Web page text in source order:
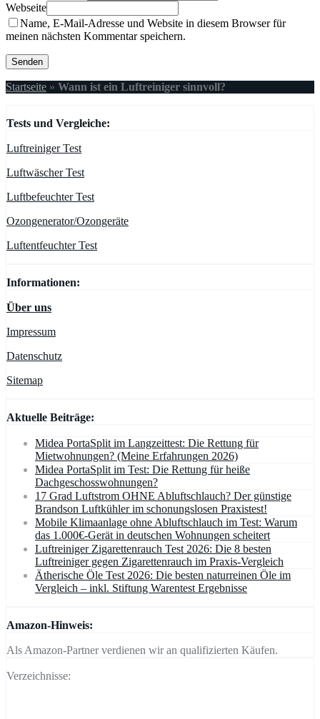
Webseite
Name, E-Mail-Adresse und Website in diesem Browser für
meinen nächsten Kommentar speichern.
Startseite » Wann ist ein Luftreiniger sinnvoll?
Tests und Vergleiche:
Luftreiniger Test
Luftwäscher Test
Luftbefeuchter Test
Ozongenerator/Ozongeräte
Luftentfeuchter Test
Informationen:
Über uns
Impressum
Datenschutz
Sitemap
Aktuelle Beiträge:
Midea PortaSplit im Langzeittest: Die Rettung für
Mietwohnungen? (Meine Erfahrungen 2026)
Midea PortaSplit im Test: Die Rettung für heiße
Dachgeschosswohnungen?
17 Grad Luftstrom OHNE Abluftschlauch? Der günstige
Brandson Luftkühler im schonungslosen Praxistest!
Mobile Klimaanlage ohne Abluftschlauch im Test: Warum
das 1.000€-Gerät in deutschen Wohnungen scheitert
Luftreiniger Zigarettenrauch Test 2026: Die 8 besten
Luftreiniger gegen Zigarettenrauch im Praxis-Vergleich
Ätherische Öle Test 2026: Die besten naturreinen Öle im
Vergleich – inkl. Stiftung Warentest Ergebnisse
Amazon-Hinweis:
Als Amazon-Partner verdienen wir an qualifizierten Käufen.
Verzeichnisse: